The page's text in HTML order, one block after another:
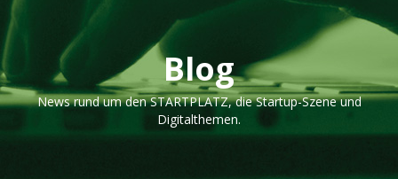
Blog
News rund um den STARTPLATZ, die Startup-Szene und
Digitalthemen.